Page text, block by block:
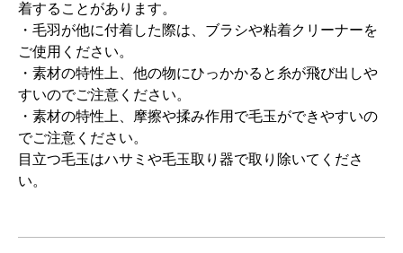
着することがあります。
・毛羽が他に付着した際は、ブラシや粘着クリーナーを
ご使用ください。
・素材の特性上、他の物にひっかかると糸が飛び出しや
すいのでご注意ください。
・素材の特性上、摩擦や揉み作用で毛玉ができやすいの
でご注意ください。
目立つ毛玉はハサミや毛玉取り器で取り除いてくださ
い。